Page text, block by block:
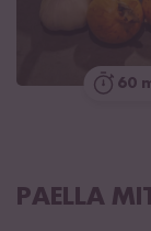
60
PAELLA